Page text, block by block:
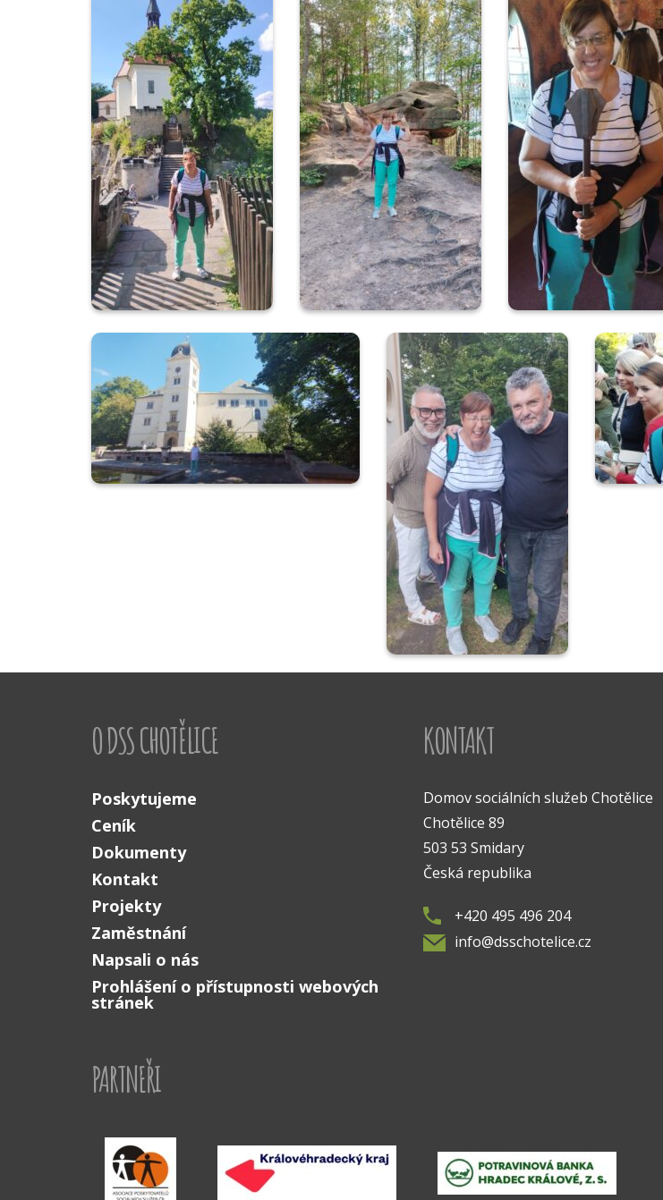
O DSS CHOTĚLICE
Poskytujeme
Ceník
Dokumenty
Kontakt
Projekty
Zaměstnání
Napsali o nás
Prohlášení o přístupnosti webových
stránek
KONTAKT
Domov sociálních služeb Chotělice
Chotělice 89
503 53 Smidary
Česká republika
+420 495 496 204
info@dsschotelice.cz
PARTNEŘI